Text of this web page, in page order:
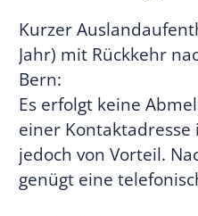
Kurzer
Jahr) mit Rückkehr
Bern:
Es erfolgt keine
einer Kontaktadresse
jedoch von Vorteil.
genügt eine